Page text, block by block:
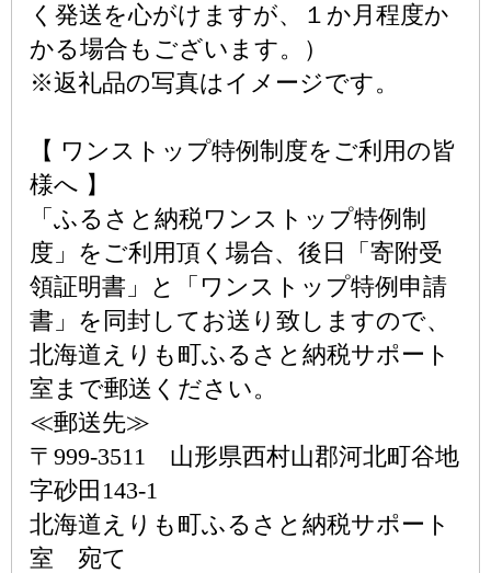
く発送を心がけますが、１か月程度か
かる場合もございます。）
※返礼品の写真はイメージです。
【 ワンストップ特例制度をご利用の皆
様へ 】
「ふるさと納税ワンストップ特例制
度」をご利用頂く場合、後日「寄附受
領証明書」と「ワンストップ特例申請
書」を同封してお送り致しますので、
北海道えりも町ふるさと納税サポート
室まで郵送ください。
≪郵送先≫
〒999-3511 山形県西村山郡河北町谷地
字砂田143-1
北海道えりも町ふるさと納税サポート
室 宛て